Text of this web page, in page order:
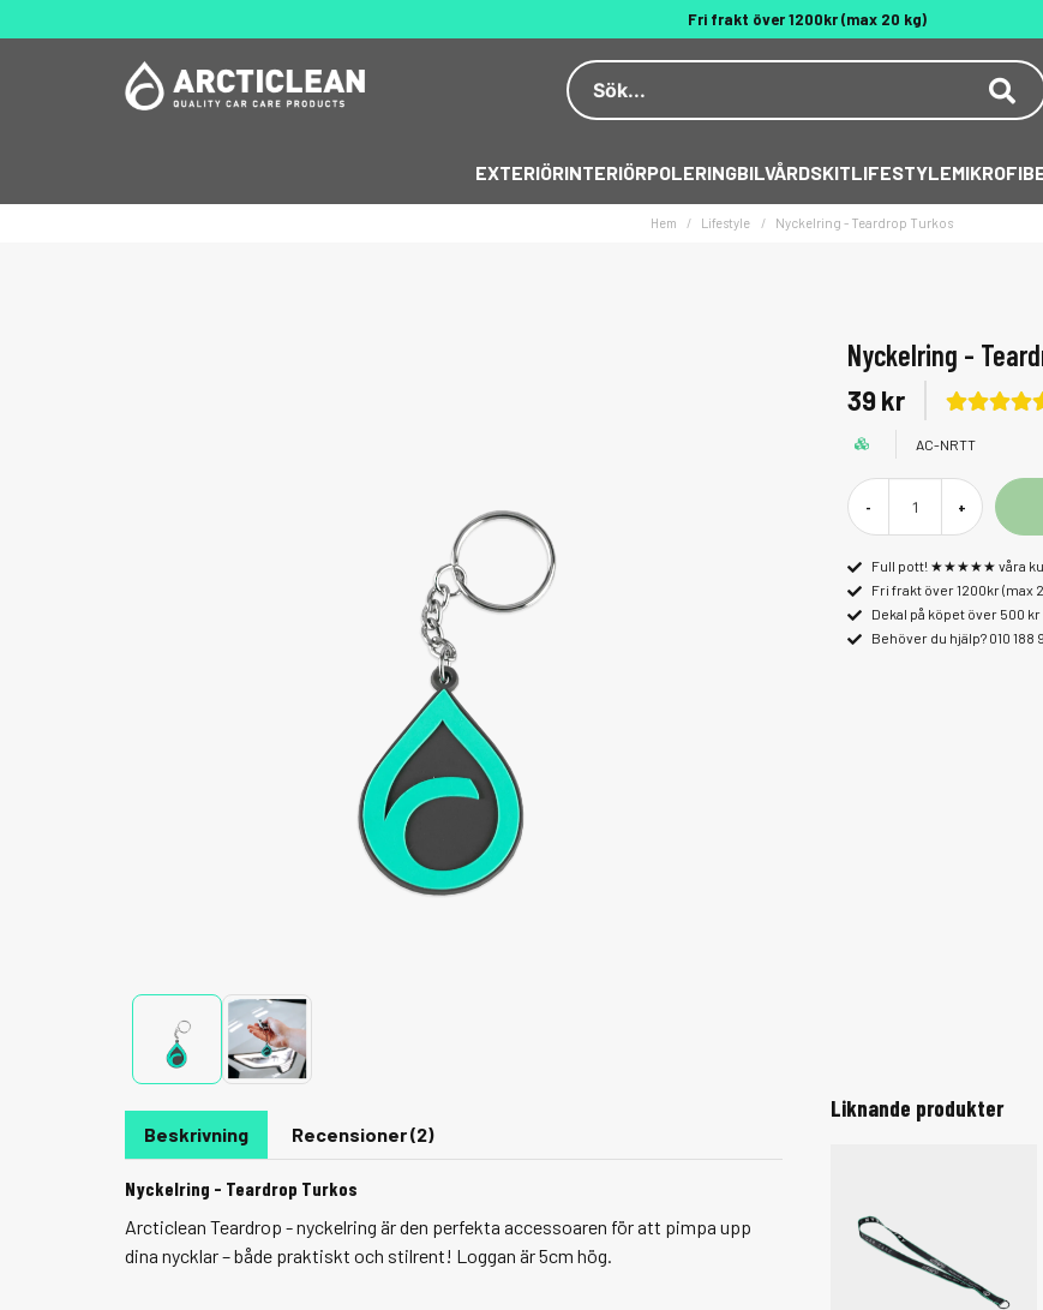
Fri frakt över 1200kr (max 20 kg)
Dekal på köpet över 500 kr
EXTERIÖRINTERIÖRPOLERINGBILVÅRDSKITLIFESTYLE
Hem Lifestyle Nyckelring - Teardrop Turkos
Nyckelring -
39 kr
AC-NRTT
- +
Full pott! ★★★★★ våra
Fri frakt över 1200kr (max
Dekal på köpet över 500 kr
Behöver du hjälp? 010 188
Beskrivning Recensioner (2)
Nyckelring - Teardrop Turkos
Arcticlean Teardrop - nyckelring är den perfekta accessoaren för att pimpa upp
dina nycklar – både praktiskt och stilrent! Loggan är 5cm hög.
Liknande produkter